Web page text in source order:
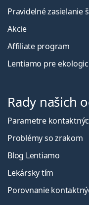
Pravidelné zasielanie
Akcie
Affiliate program
Lentiamo pre
Rady našich
Parametre
Problémy so zrakom
Blog Lentiamo
Lekársky tím
Porovnanie